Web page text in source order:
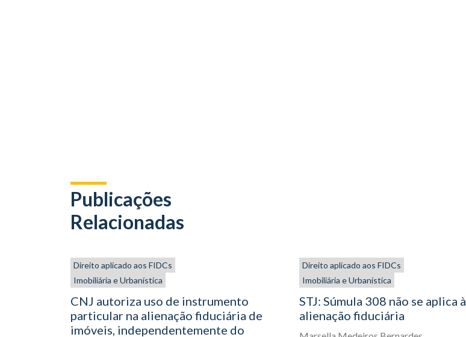
Publicações
Relacionadas
Direito aplicado aos FIDCs
Imobiliária e Urbanística
CNJ autoriza uso de instrumento
particular na alienação fiduciária de
imóveis, independentemente do
Direito aplicado aos FIDCs
Imobiliária e Urbanística
STJ: Súmula 308 não se aplica à
alienação fiduciária